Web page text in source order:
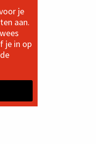
je
aan.
je in op